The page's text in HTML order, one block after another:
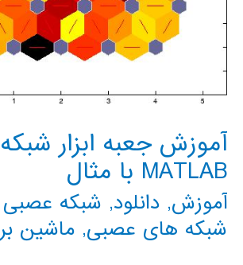
آموزش جعبه ابزار
MATLAB با مثال
آموزش, دانلود, شبکه عصبی CNN
شبکه های عصبی, ماشین